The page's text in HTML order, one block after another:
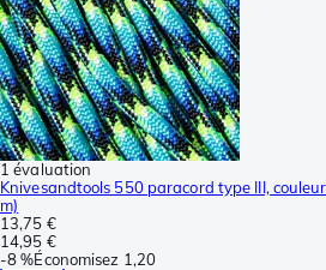
1 évaluation
Knivesandtools 550 paracord type III,
m)
13,75 €
14,95 €
-8 %Économisez 1,20